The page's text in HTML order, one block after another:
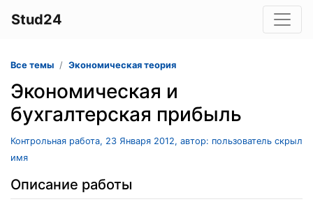
Stud24
Все темы Экономическая теория
Экономическая и
бухгалтерская прибыль
Контрольная работа, 23 Января 2012, автор: пользователь скрыл
имя
Описание работы